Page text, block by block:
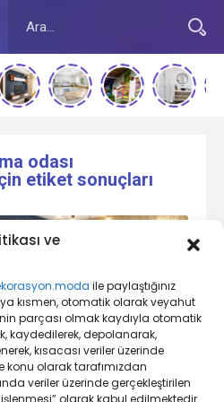
ve
ile paylaştığınız
kısmen, otomatik olarak veyahut
parçası olmak kaydıyla otomatik
kaydedilerek, depolanarak,
kısacası veriler üzerinde
konu olarak tarafımızdan
veriler üzerinde gerçekleştirilen
olarak kabul edilmektedir.
odası
etiket sonuçları
Nedir?